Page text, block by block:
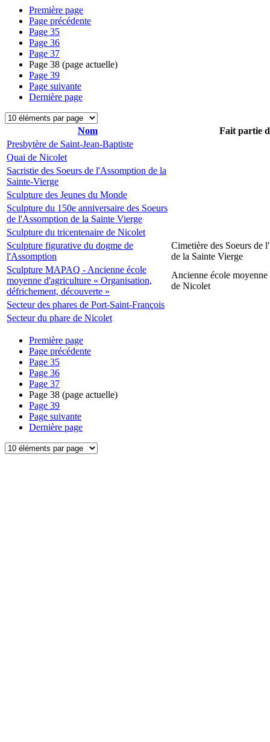
Première page
Page précédente
Page 35
Page 36
Page 37
Page 38 (page actuelle)
Page 39
Page suivante
Dernière page
Nom
Fait partie
Presbytère de Saint-Jean-Baptiste
Quai de Nicolet
Sacristie des Soeurs de l'Assomption de la
Sainte-Vierge
Sculpture des Jeunes du Monde
Sculpture du 150e anniversaire des Soeurs
de l'Assomption de la Sainte Vierge
Sculpture du tricentenaire de Nicolet
Sculpture figurative du dogme de
l'Assomption
Cimetière des Soeurs de
de la Sainte Vierge
Sculpture MAPAQ - Ancienne école
moyenne d'agriculture « Organisation,
défrichement, découverte »
Ancienne école
de Nicolet
Secteur des phares de Port-Saint-François
Secteur du phare de Nicolet
Première page
Page précédente
Page 35
Page 36
Page 37
Page 38 (page actuelle)
Page 39
Page suivante
Dernière page